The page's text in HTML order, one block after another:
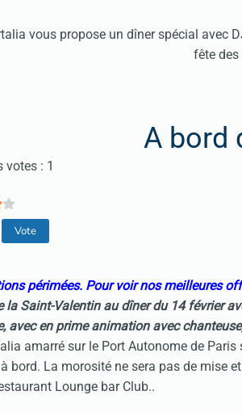
A bord
4/
votes : 1
périmées. Pour voir nos meilleures
la Saint-Valentin au dîner du 14 février
avec en prime animation avec
amarré sur le Port Autonome de
bord. La morosité ne sera pas de mise
Lounge bar Club..